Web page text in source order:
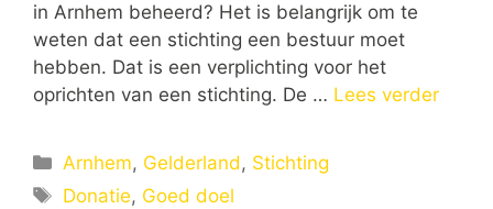
in Arnhem beheerd? Het is belangrijk om te
weten dat een stichting een bestuur moet
hebben. Dat is een verplichting voor het
oprichten van een stichting. De … Lees verder
Categorieën
Arnhem, Gelderland, Stichting
Tags
Donatie, Goed doel